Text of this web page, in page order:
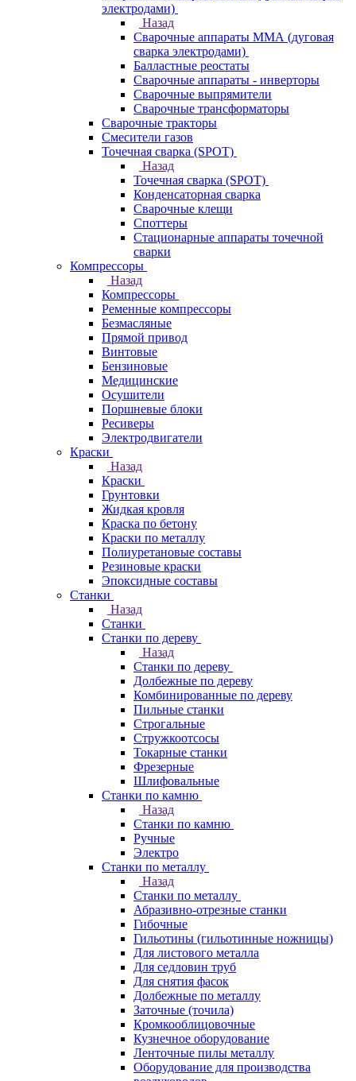
электродами)
Назад
Сварочные аппараты ММА (дуговая
сварка электродами)
Балластные реостаты
Сварочные аппараты - инверторы
Сварочные выпрямители
Сварочные трансформаторы
Сварочные тракторы
Смесители газов
Точечная сварка (SPOT)
Назад
Точечная сварка (SPOT)
Конденсаторная сварка
Сварочные клещи
Споттеры
Стационарные аппараты точечной
сварки
Компрессоры
Назад
Компрессоры
Ременные компрессоры
Безмасляные
Прямой привод
Винтовые
Бензиновые
Медицинские
Осушители
Поршневые блоки
Ресиверы
Электродвигатели
Краски
Назад
Краски
Грунтовки
Жидкая кровля
Краска по бетону
Краски по металлу
Полиуретановые составы
Резиновые краски
Эпоксидные составы
Станки
Назад
Станки
Станки по дереву
Назад
Станки по дереву
Долбежные по дереву
Комбинированные по дереву
Пильные станки
Строгальные
Стружкоотсосы
Токарные станки
Фрезерные
Шлифовальные
Станки по камню
Назад
Станки по камню
Ручные
Электро
Станки по металлу
Назад
Станки по металлу
Абразивно-отрезные станки
Гибочные
Гильотины (гильотинные ножницы)
Для листового металла
Для седловин труб
Для снятия фасок
Долбежные по металлу
Заточные (точила)
Кромкооблицовочные
Кузнечное оборудование
Ленточные пилы металлу
Оборудование для производства